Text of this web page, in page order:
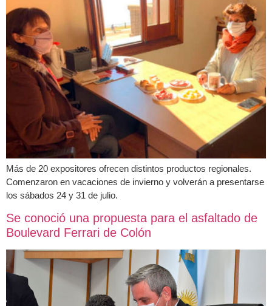
Más de 20 expositores ofrecen distintos productos regionales.
Comenzaron en vacaciones de invierno y volverán a presentarse
los sábados 24 y 31 de julio.
Se conoció una propuesta para el asfaltado de
Boulevard Ferrari de Colón